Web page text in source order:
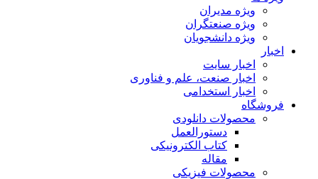
ویژه مدیران
ویژه صنعتگران
ویژه دانشجویان
اخبار
اخبار سایت
اخبار صنعت، علم و فناوری
اخبار استخدامی
فروشگاه
محصولات دانلودی
دستورالعمل
کتاب الکترونیکی
مقاله
محصولات فیزیکی